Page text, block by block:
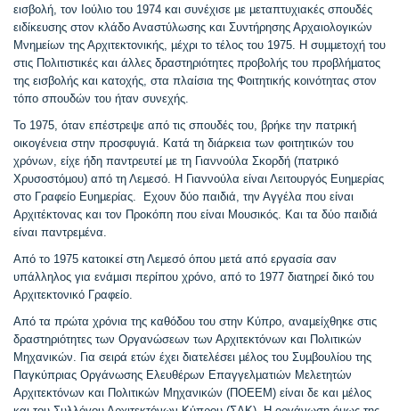
εισβολή, τον Ιούλιο του 1974 και συνέχισε µε µεταπτυχιακές σπουδές
ειδίκευσης στον κλάδο Αναστύλωσης και Συντήρησης Αρχαιολογικών
Μνηµείων της Αρχιτεκτονικής, µέχρι το τέλος του 1975. Η συµµετοχή του
στις Πολιτιστικές και άλλες δραστηριότητες προβολής του προβλήµατος
της εισβολής και κατοχής, στα πλαίσια της Φοιτητικής κοινότητας στον
τόπο σπουδών του ήταν συνεχής.
Το 1975, όταν επέστρεψε από τις σπουδές του, βρήκε την πατρική
οικογένεια στην προσφυγιά. Κατά τη διάρκεια των φοιτητικών του
χρόνων, είχε ήδη παντρευτεί µε τη Γιαννούλα Σκορδή (πατρικό
Χρυσοστόµου) από τη Λεµεσό. Η Γιαννούλα είναι Λειτουργός Ευηµερίας
στο Γραφείο Ευηµερίας. Εχουν δύο παιδιά, την Αγγέλα που είναι
Αρχιτέκτονας και τον Προκόπη που είναι Μουσικός. Και τα δύο παιδιά
είναι παντρεµένα.
Από το 1975 κατοικεί στη Λεµεσό όπου µετά από εργασία σαν
υπάλληλος για ενάµισι περίπου χρόνο, από το 1977 διατηρεί δικό του
Αρχιτεκτονικό Γραφείο.
Από τα πρώτα χρόνια της καθόδου του στην Κύπρο, αναµείχθηκε στις
δραστηριότητες των Οργανώσεων των Αρχιτεκτόνων και Πολιτικών
Μηχανικών. Για σειρά ετών έχει διατελέσει µέλος του Συµβουλίου της
Παγκύπριας Οργάνωσης Ελευθέρων Επαγγελµατιών Μελετητών
Αρχιτεκτόνων και Πολιτικών Μηχανικών (ΠΟΕΕΜ) είναι δε και µέλος